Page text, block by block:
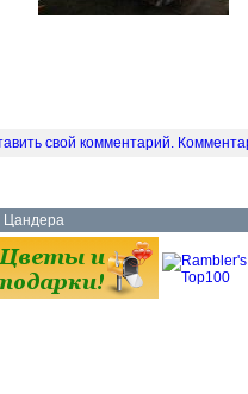
свой комментарий.
Цандера